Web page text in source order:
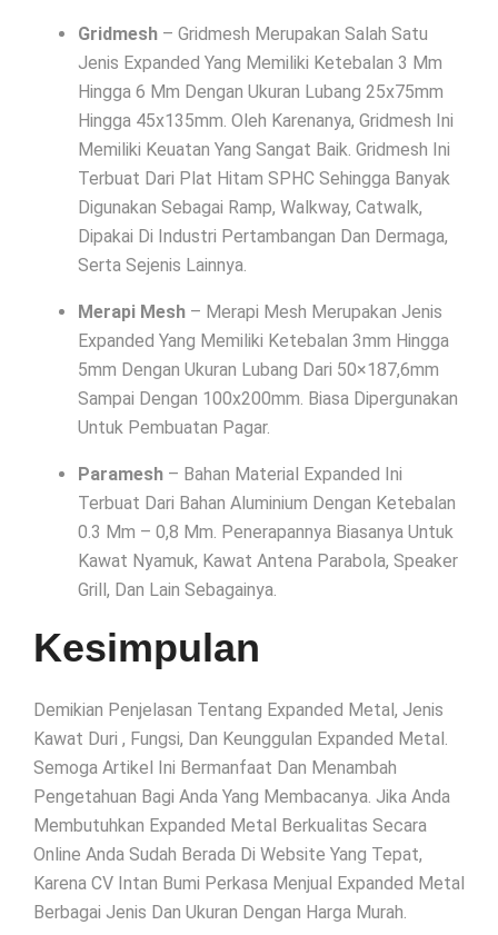
Gridmesh – Gridmesh Merupakan Salah Satu
Jenis Expanded Yang Memiliki Ketebalan 3 Mm
Hingga 6 Mm Dengan Ukuran Lubang 25x75mm
Hingga 45x135mm. Oleh Karenanya, Gridmesh Ini
Memiliki Keuatan Yang Sangat Baik. Gridmesh Ini
Terbuat Dari Plat Hitam SPHC Sehingga Banyak
Digunakan Sebagai Ramp, Walkway, Catwalk,
Dipakai Di Industri Pertambangan Dan Dermaga,
Serta Sejenis Lainnya.
Merapi Mesh – Merapi Mesh Merupakan Jenis
Expanded Yang Memiliki Ketebalan 3mm Hingga
5mm Dengan Ukuran Lubang Dari 50×187,6mm
Sampai Dengan 100x200mm. Biasa Dipergunakan
Untuk Pembuatan Pagar.
Paramesh – Bahan Material Expanded Ini
Terbuat Dari Bahan Aluminium Dengan Ketebalan
0.3 Mm – 0,8 Mm. Penerapannya Biasanya Untuk
Kawat Nyamuk, Kawat Antena Parabola, Speaker
Grill, Dan Lain Sebagainya.
Kesimpulan
Demikian Penjelasan Tentang Expanded Metal, Jenis
Kawat Duri , Fungsi, Dan Keunggulan Expanded Metal.
Semoga Artikel Ini Bermanfaat Dan Menambah
Pengetahuan Bagi Anda Yang Membacanya. Jika Anda
Membutuhkan Expanded Metal Berkualitas Secara
Online Anda Sudah Berada Di Website Yang Tepat,
Karena CV Intan Bumi Perkasa Menjual Expanded Metal
Berbagai Jenis Dan Ukuran Dengan Harga Murah.